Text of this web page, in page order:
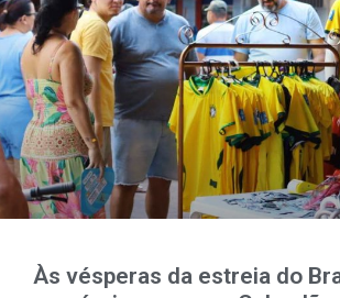
Às vésperas da estreia do